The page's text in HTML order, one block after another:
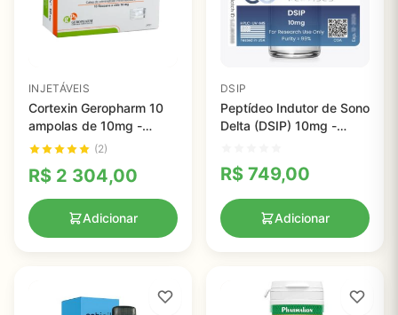
INJETÁVEIS
Cortexin Geropharm 10
ampolas de 10mg -
Neuroproteção e
(2)
R$ 2 304,00
Adicionar
DSIP
Peptídeo Indutor de Sono
Delta (DSIP) 10mg -
R$ 749,00
Adicionar